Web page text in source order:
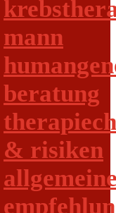
mann
beratung
& risiken